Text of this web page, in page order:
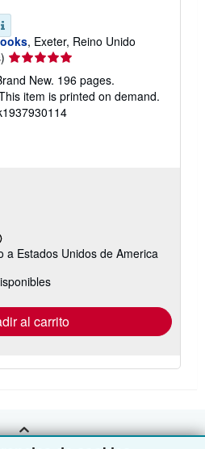
, Exeter, Reino Unido
Calificación
vendedor:
5
de
New. 196 pages.
item is printed on demand.
tarifas
envío
a Estados Unidos de America
al carrito
AL INICIO